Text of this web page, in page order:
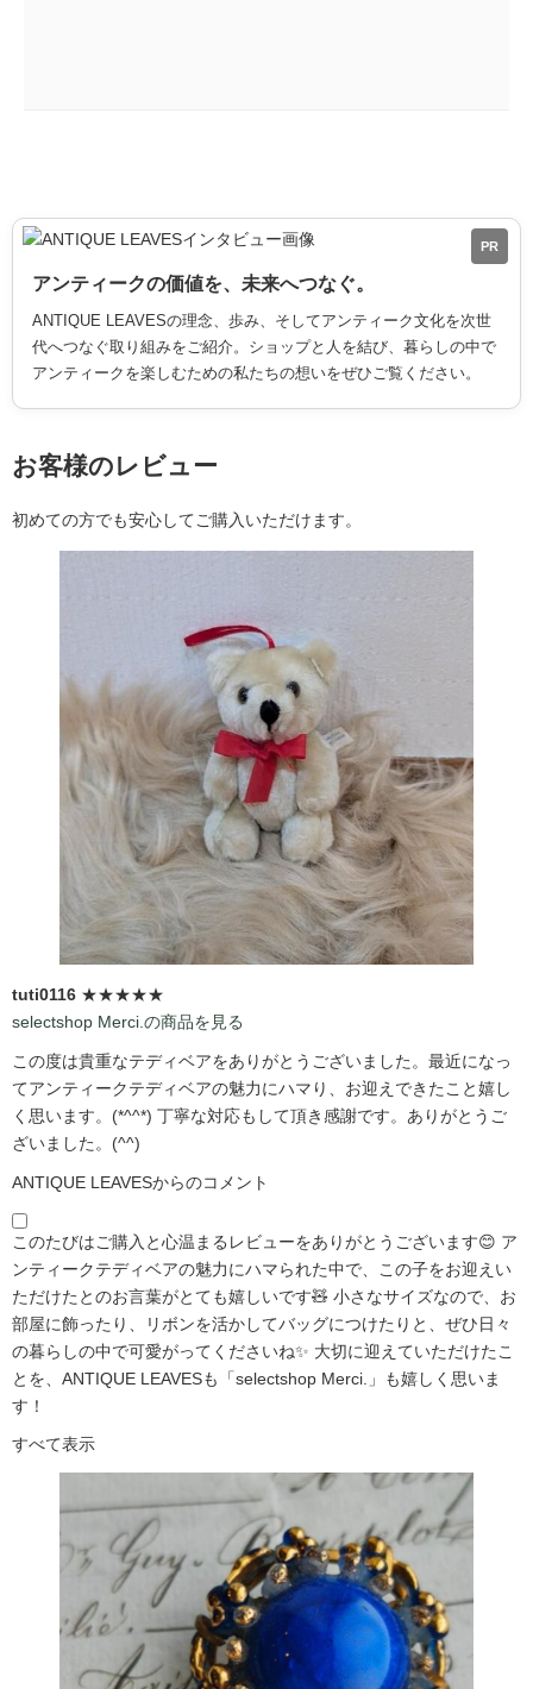
PR
アンティークの価値を、未来へつなぐ。
ANTIQUE LEAVESの理念、歩み、そしてアンティーク文化を次世
代へつなぐ取り組みをご紹介。ショップと人を結び、暮らしの中で
アンティークを楽しむための私たちの想いをぜひご覧ください。
お客様のレビュー
初めての方でも安心してご購入いただけます。
tuti0116 ★★★★★
selectshop Merci.の商品を見る
この度は貴重なテディベアをありがとうございました。最近になっ
てアンティークテディベアの魅力にハマり、お迎えできたこと嬉し
く思います。(*^^*) 丁寧な対応もして頂き感謝です。ありがとうご
ざいました。(^^)
ANTIQUE LEAVESからのコメント
このたびはご購入と心温まるレビューをありがとうございます😊 ア
ンティークテディベアの魅力にハマられた中で、この子をお迎えい
ただけたとのお言葉がとても嬉しいです🧸 小さなサイズなので、お
部屋に飾ったり、リボンを活かしてバッグにつけたりと、ぜひ日々
の暮らしの中で可愛がってくださいね✨ 大切に迎えていただけたこ
とを、ANTIQUE LEAVESも「selectshop Merci.」も嬉しく思いま
す！
すべて表示